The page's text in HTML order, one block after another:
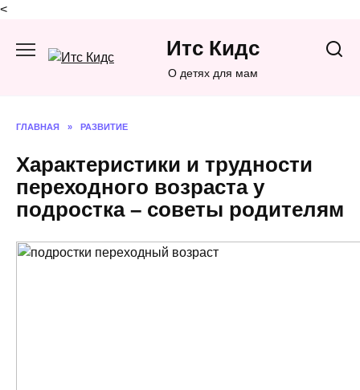
<
содержанию
Итс Кидс
О детях для мам
ГЛАВНАЯ » РАЗВИТИЕ
Характеристики и трудности
переходного возраста у
подростка – советы родителям